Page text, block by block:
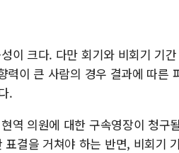
이 크다. 다만 회기와 비회기 기
이 큰 사람의 경우 결과에 따른
.
역 의원에 대한 구속영장이 청구
결을 거쳐야 하는 반면, 비회기